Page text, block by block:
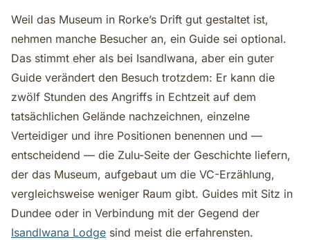
Weil das Museum in Rorke’s Drift gut gestaltet ist,
nehmen manche Besucher an, ein Guide sei optional.
Das stimmt eher als bei Isandlwana, aber ein guter
Guide verändert den Besuch trotzdem: Er kann die
zwölf Stunden des Angriffs in Echtzeit auf dem
tatsächlichen Gelände nachzeichnen, einzelne
Verteidiger und ihre Positionen benennen und —
entscheidend — die Zulu-Seite der Geschichte liefern,
der das Museum, aufgebaut um die VC-Erzählung,
vergleichsweise weniger Raum gibt. Guides mit Sitz in
Dundee oder in Verbindung mit der Gegend der
Isandlwana Lodge sind meist die erfahrensten.